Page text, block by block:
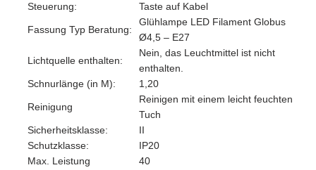
Steuerung:
Taste auf Kabel
Fassung Typ Beratung:
Glühlampe LED Filament Globus
Ø4,5 – E27
Lichtquelle enthalten:
Nein, das Leuchtmittel ist nicht
enthalten.
Schnurlänge (in M):
1,20
Reinigung
Reinigen mit einem leicht feuchten
Tuch
Sicherheitsklasse:
II
Schutzklasse:
IP20
Max. Leistung
40